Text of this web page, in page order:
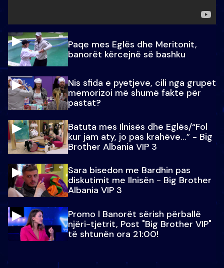
Paqe mes Eglës dhe Meritonit,
banorët kërcejnë së bashku
Nis sfida e pyetjeve, cili nga grupet
memorizoi më shumë fakte për
pastat?
Batuta mes Ilnisës dhe Eglës/“Fol
kur jam aty, jo pas krahëve…” - Big
Brother Albania VIP 3
Sara bisedon me Bardhin pas
diskutimit me Ilnisën - Big Brother
Albania VIP 3
Promo l Banorët sërish përballë
njëri-tjetrit, Post "Big Brother VIP"
të shtunën ora 21:00!